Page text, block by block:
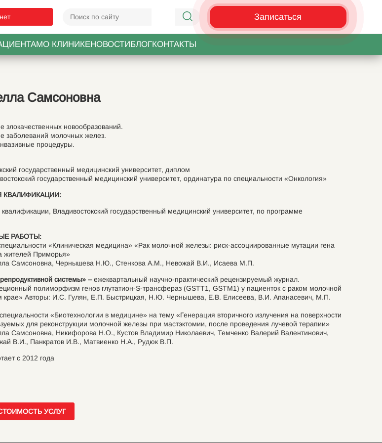
Записаться
О КЛИНИКЕНОВОСТИБЛОГКОНТАКТЫ
Самсоновна
злокачественных новообразований.
заболеваний молочных желез.
процедуры.
государственный медицинский университет, диплом
государственный медицинский университет, ординатура по специальности «Онкология»
Владивостокский государственный медицинский университет, по программе
РАБОТЫ:
«Клиническая медицина» «Рак молочной железы: риск-ассоциированные мутации гена
жителей Приморья»
Самсоновна, Чернышева Н.Ю., Стенкова А.М., Невожай В.И., Исаева М.П.
системы» –ежеквартальный научно-практический рецензируемый журнал.
полиморфизм генов глутатион-S-трансфераз (GSTT1, GSTM1) у пациенток с раком молочной
крае» Авторы: И.С. Гулян, Е.П. Быстрицкая, Н.Ю. Чернышева, Е.В. Елисеева, В.И. Апанасевич, М.П.
«Биотехнологии в медицине» на тему «Генерация вторичного излучения на поверхности
для реконструкции молочной железы при мастэктомии, после проведения лучевой терапии»
Самсоновна, Никифорова Н.О., Кустов Владимир Николаевич, Темченко Валерий Валентинович,
В.И., Панкратов И.В., Матвиенко Н.А., Рудюк В.П.
с 2012 года
УСЛУГ